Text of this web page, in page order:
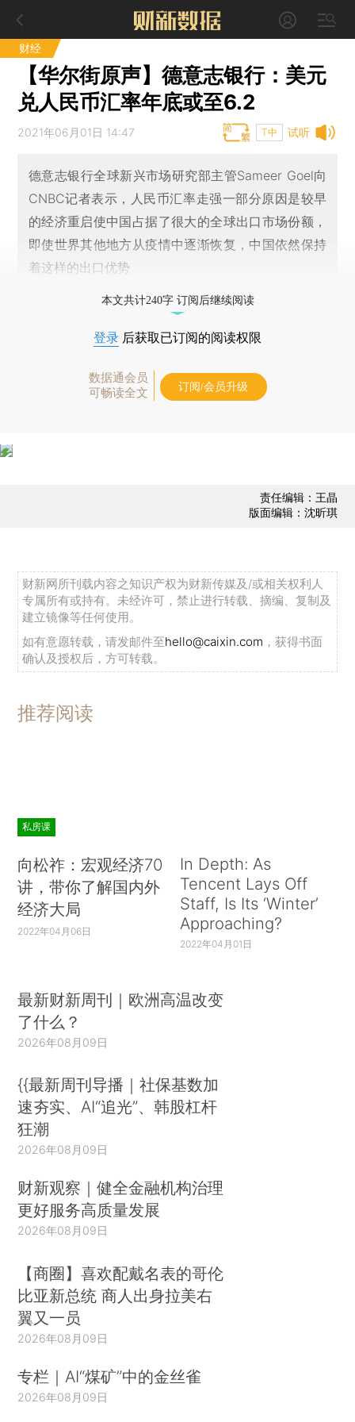
财经
【华尔街原声】德意志银行：美元
兑人民币汇率年底或至6.2
试听
2021年06月01日 14:47 T中
德意志银行全球新兴市场研究部主管Sameer Goel向
CNBC记者表示，人民币汇率走强一部分原因是较早
的经济重启使中国占据了很大的全球出口市场份额，
即使世界其他地方从疫情中逐渐恢复，中国依然保持
着这样的出口优势
本文共计240字 订阅后继续阅读
登录 后获取已订阅的阅读权限
数据通会员
可畅读全文
订阅/会员升级
责任编辑：王晶
版面编辑：沈昕琪
财新网所刊载内容之知识产权为财新传媒及/或相关权利人
专属所有或持有。未经许可，禁止进行转载、摘编、复制及
建立镜像等任何使用。
如有意愿转载，请发邮件至hello@caixin.com ，获得书面
确认及授权后，方可转载。
推荐阅读
私房课
向松祚：宏观经济70
讲，带你了解国内外
经济大局
2022年04月06日
In Depth: As
Tencent Lays Off
Staff, Is Its ‘Winter’
Approaching?
2022年04月01日
最新财新周刊｜欧洲高温改变
了什么？
2026年08月09日
{{最新周刊导播｜社保基数加
速夯实、AI“追光”、韩股杠杆
狂潮
2026年08月09日
财新观察｜健全金融机构治理
更好服务高质量发展
2026年08月09日
【商圈】喜欢配戴名表的哥伦
比亚新总统 商人出身拉美右
翼又一员
2026年08月09日
专栏｜AI“煤矿”中的金丝雀
2026年08月09日